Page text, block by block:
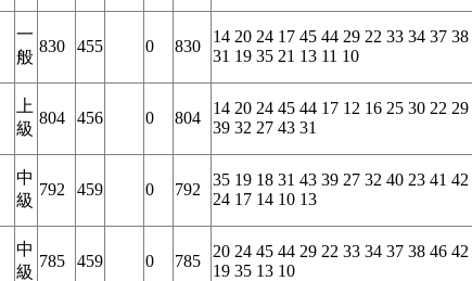
一
般
830 455 0 830
14 20 24 17 45 44 29 22 33 34 37
31 19 35 21 13 11 10
上
級
804 456 0 804
14 20 24 45 44 17 12 16 25 30 22
39 32 27 43 31
中
級
792 459 0 792
35 19 18 31 43 39 27 32 40 23 41
24 17 14 10 13
中
級
785 459 0 785
20 24 45 44 29 22 33 34 37 38 46
19 35 13 10